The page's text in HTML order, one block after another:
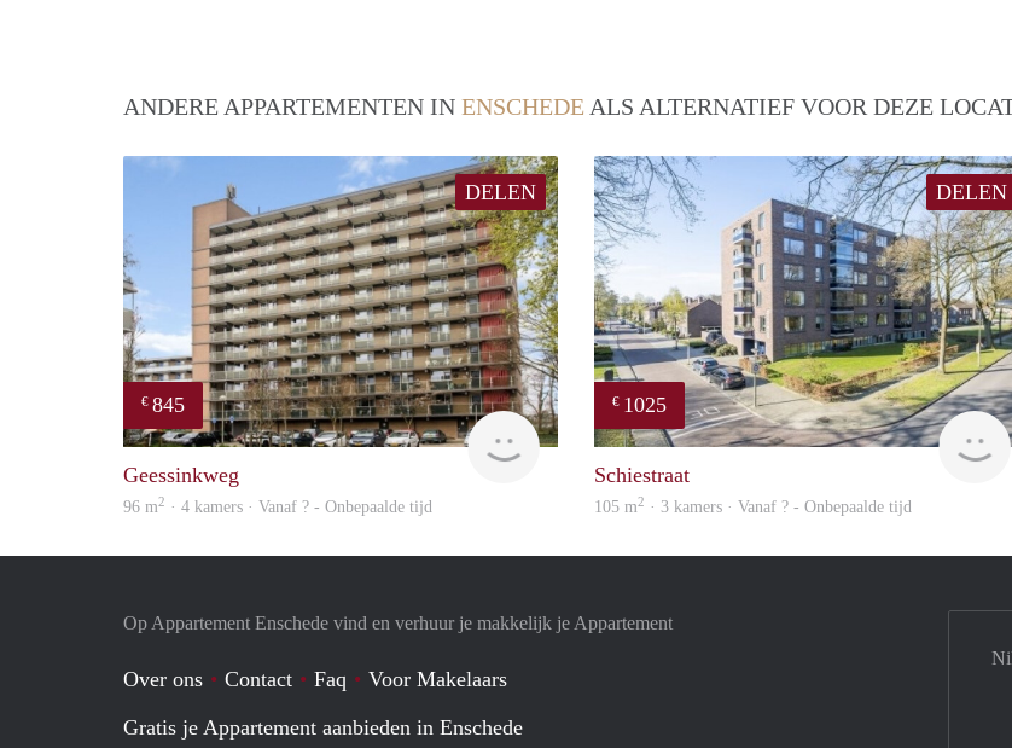
ANDERE APPARTEMENTEN IN ENSCHEDE ALS ALTERNATIEF VOOR DEZE
DELEN
€ 845
Woning
Geessinkweg
96 m2 · 4 kamers · Vanaf ? - Onbepaalde tijd
DELEN
€ 1025
Schiestraat
105 m2 · 3 kamers · Vanaf ? - Onbepaalde tijd
Op Appartement Enschede vind en verhuur je makkelijk je Appartement
Over ons Contact Faq
Voor Makelaars
Gratis je Appartement aanbieden in Enschede